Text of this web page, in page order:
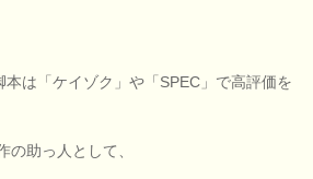
本は「ケイゾク」や「SPEC」で高評価を
の助っ人として、